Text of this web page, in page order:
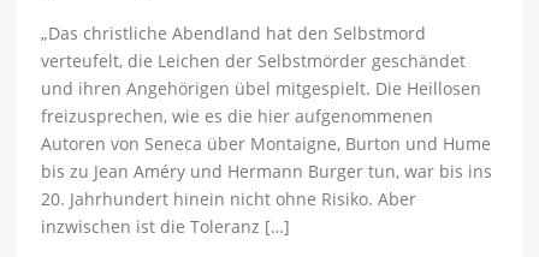
„Das christliche Abendland hat den Selbstmord
verteufelt, die Leichen der Selbstmörder geschändet
und ihren Angehörigen übel mitgespielt. Die Heillosen
freizusprechen, wie es die hier aufgenommenen
Autoren von Seneca über Montaigne, Burton und Hume
bis zu Jean Améry und Hermann Burger tun, war bis ins
20. Jahrhundert hinein nicht ohne Risiko. Aber
inzwischen ist die Toleranz […]